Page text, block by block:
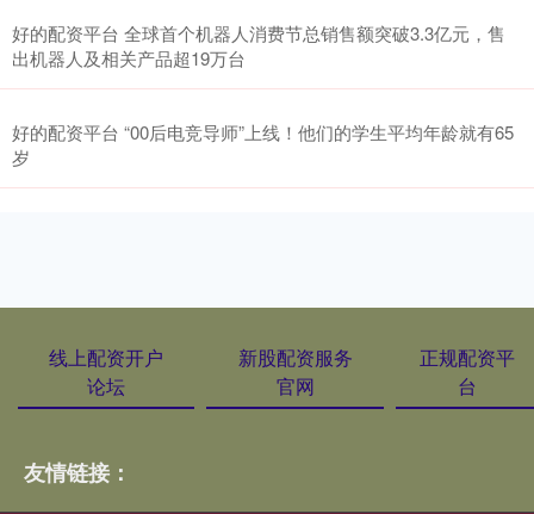
好的配资平台 全球首个机器人消费节总销售额突破3.3亿元，售
出机器人及相关产品超19万台
好的配资平台 “00后电竞导师”上线！他们的学生平均年龄就有65
岁
线上配资开户
论坛
新股配资服务
官网
正规配资平
台
友情链接：